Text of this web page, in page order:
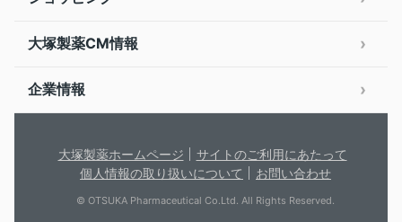
大塚製薬CM情報
企業情報
大塚製薬ホームページ
サイトのご利用にあたって
個人情報の取り扱いについて
お問い合わせ
© OTSUKA Pharmaceutical Co.Ltd. All Rights Reserved.